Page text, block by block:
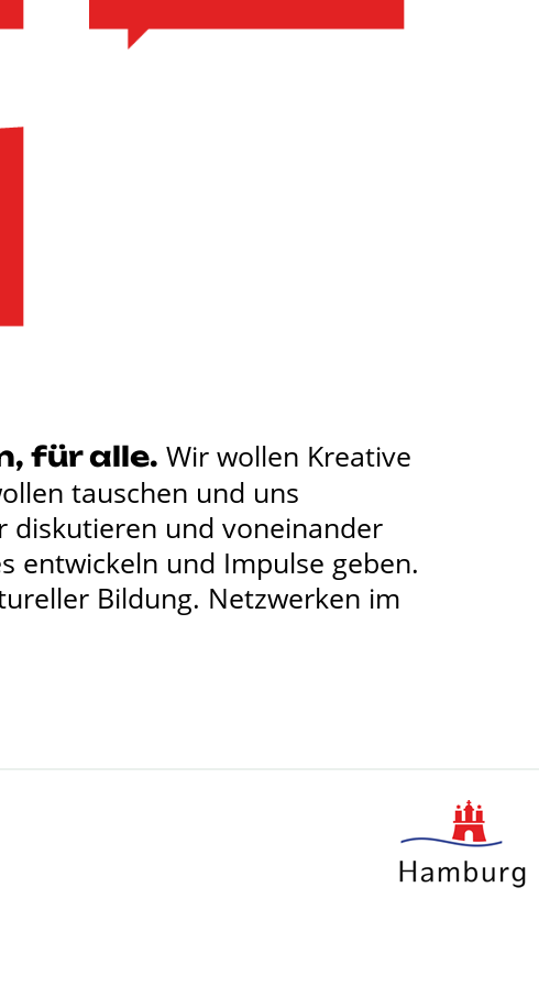
des
für alle. Wir wollen Kreative
tauschen und uns
diskutieren und voneinander
entwickeln und Impulse geben.
Bildung. Netzwerken im